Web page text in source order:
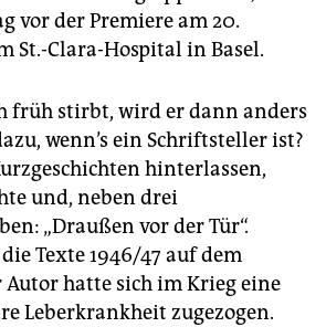
vor der Premiere am 20.
St.-Clara-Hospital in Basel.
früh stirbt, wird er dann anders
wenn’s ein Schriftsteller ist?
hinterlassen,
und, neben drei
„Draußen vor der Tür“.
Texte 1946/47 auf dem
hatte sich im Krieg eine
Leberkrankheit zugezogen.